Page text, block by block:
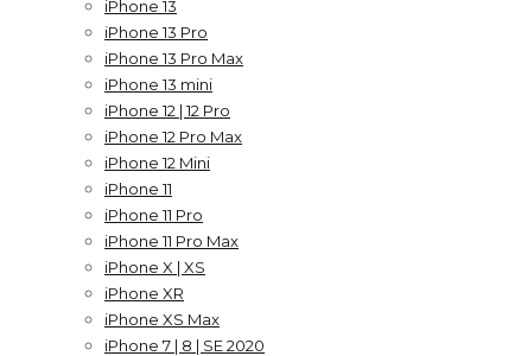
iPhone 13
iPhone 13 Pro
iPhone 13 Pro Max
iPhone 13 mini
iPhone 12 | 12 Pro
iPhone 12 Pro Max
iPhone 12 Mini
iPhone 11
iPhone 11 Pro
iPhone 11 Pro Max
iPhone X | XS
iPhone XR
iPhone XS Max
iPhone 7 | 8 | SE 2020